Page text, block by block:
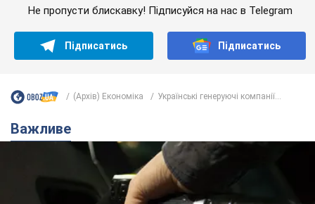
Не пропусти блискавку! Підписуйся на нас в Telegram
Підписатись Підписатись
(Архів) Економіка Українські генеруючі компанії...
Важливе